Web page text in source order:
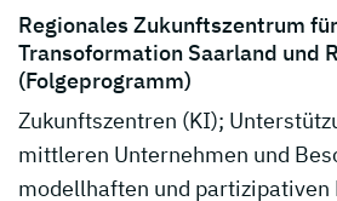
Regionales Zukunftszentrum
Transoformation Saarland und
(Folgeprogramm)
Zukunftszentren (KI);
mittleren Unternehmen und
modellhaften und partizipativen